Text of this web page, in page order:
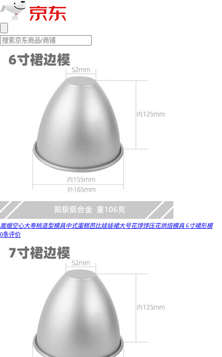
嵩蛾空心大寿桃造型模具中式蛋糕芭比娃娃裙大号花饽饽压花烘焙模具 6寸裙形模
0条评价